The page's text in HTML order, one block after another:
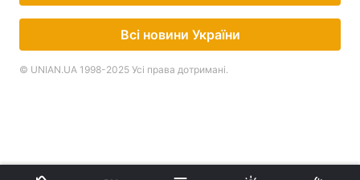
Всі новини України
© UNIAN.UA 1998-2025 Усі права дотримані.